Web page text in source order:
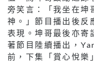
旁笑言：「我坐在坤
神。」節目播出後反
表現。坤哥最後亦寄
著節目陸續播出，
前，下集「賞心悅樂